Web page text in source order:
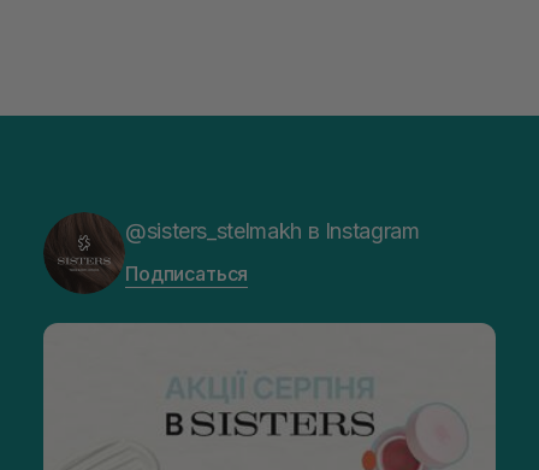
@sisters_stelmakh в Instagram
Подписаться